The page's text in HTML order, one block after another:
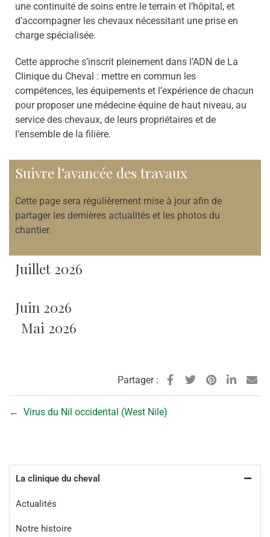
une continuité de soins entre le terrain et l’hôpital, et
d’accompagner les chevaux nécessitant une prise en
charge spécialisée.
Cette approche s’inscrit pleinement dans l’ADN de La
Clinique du Cheval : mettre en commun les
compétences, les équipements et l’expérience de chacun
pour proposer une médecine équine de haut niveau, au
service des chevaux, de leurs propriétaires et de
l’ensemble de la filière.
Suivre l’avancée des travaux
Cette page sera régulièrement mise à jour afin de
partager les dernières actualités et les photos du
chantier.
Juillet 2026
Juin 2026
Mai 2026
Partager :
← Virus du Nil occidental (West Nile)
La clinique du cheval
Actualités
Notre histoire